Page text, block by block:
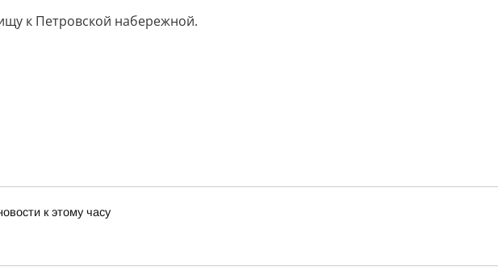
к Петровской набережной.
к этому часу